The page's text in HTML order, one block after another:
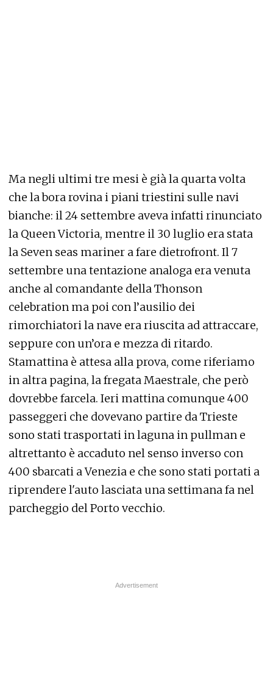
Ma negli ultimi tre mesi è già la quarta volta
che la bora rovina i piani triestini sulle navi
bianche: il 24 settembre aveva infatti rinunciato
la Queen Victoria, mentre il 30 luglio era stata
la Seven seas mariner a fare dietrofront. Il 7
settembre una tentazione analoga era venuta
anche al comandante della Thonson
celebration ma poi con l’ausilio dei
rimorchiatori la nave era riuscita ad attraccare,
seppure con un’ora e mezza di ritardo.
Stamattina è attesa alla prova, come riferiamo
in altra pagina, la fregata Maestrale, che però
dovrebbe farcela. Ieri mattina comunque 400
passeggeri che dovevano partire da Trieste
sono stati trasportati in laguna in pullman e
altrettanto è accaduto nel senso inverso con
400 sbarcati a Venezia e che sono stati portati a
riprendere l'auto lasciata una settimana fa nel
parcheggio del Porto vecchio.